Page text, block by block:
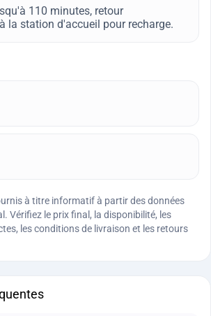
110 minutes, retour
la station d'accueil pour recharge.
à titre informatif à partir des données
Vérifiez le prix final, la disponibilité, les
les conditions de livraison et les retours